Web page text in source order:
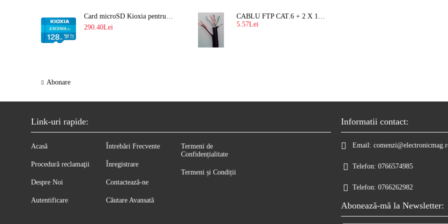
Card microSD Kioxia pentru CCTV cu capacitate memorie 128GB Ultra HD 4K LMEX2L128GG2
290.40Lei
Abonare
CABLU FTP CAT.6 + 2 X 1.5 MM2 ( LITAT ) CU SUFA
5.57Lei
Link-uri rapide:
Acasă
Procedură reclamaţii
Despre Noi
Autentificare
Întrebări Frecvente
Înregistrare
Contactează-ne
Căutare Avansată
Termeni de
Confidențialitate
Termeni și Condiții
Informatii contact:
Email:
Telefon: 0766574985
Telefon: 0766262982
Abonează-mă la Newsletter: